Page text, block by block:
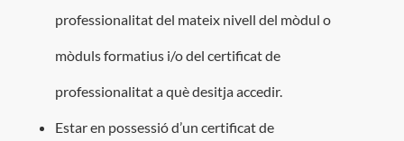
professionalitat del mateix nivell del mòdul o
mòduls formatius i/o del certificat de
professionalitat a què desitja accedir.
Estar en possessió d’un certificat de